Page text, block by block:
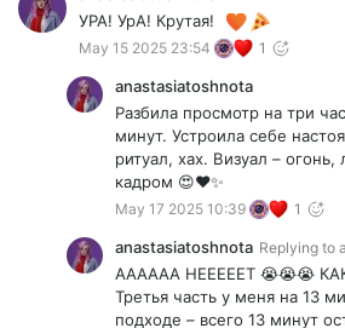
УРА! УрА! Крутая!
May 15 2025 23:54 1
anastasiatoshnota
Разбила просмотр на три
минут. Устроила себе
ритуал, хах. Визуал –
кадром 😍❤️✨
May 17 2025 10:39 1
anastasiatoshnota Replying to
АААААА НЕЕЕЕЕТ 😭😭😭
Третья часть у меня на 13
подходе – всего 13 минут